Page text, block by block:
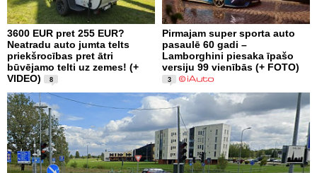
3600 EUR pret 255 EUR?
Neatradu auto jumta telts
priekšrocības pret ātri
būvējamo telti uz zemes! (+
VIDEO)
8
Pirmajam super sporta auto
pasaulē 60 gadi –
Lamborghini piesaka īpašo
versiju 99 vienībās (+ FOTO)
3